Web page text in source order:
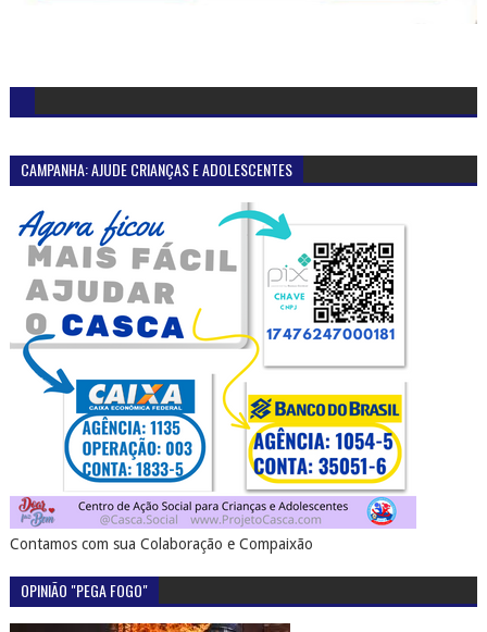
CAMPANHA: AJUDE CRIANÇAS E ADOLESCENTES
Contamos com sua Colaboração e Compaixão
OPINIÃO "PEGA FOGO"